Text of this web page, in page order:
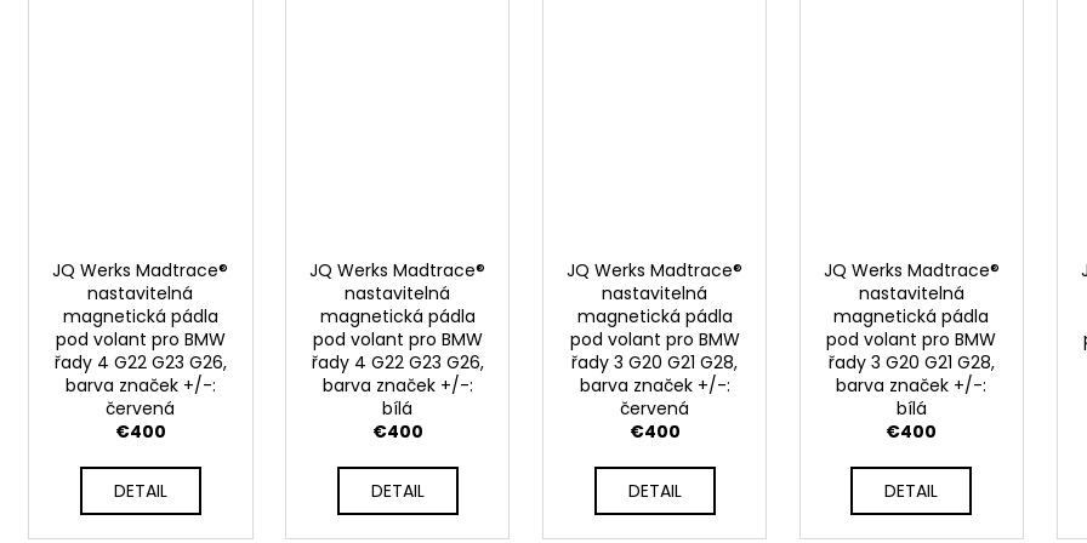
JQ Werks Madtrace®
nastavitelná
magnetická pádla
pod volant pro BMW
řady 4 G22 G23 G26,
barva značek +/-:
červená
€400
DETAIL
JQ Werks Madtrace®
nastavitelná
magnetická pádla
pod volant pro BMW
řady 4 G22 G23 G26,
barva značek +/-:
bílá
€400
DETAIL
JQ Werks Madtrace®
nastavitelná
magnetická pádla
pod volant pro BMW
řady 3 G20 G21 G28,
barva značek +/-:
červená
€400
DETAIL
JQ Werks Madtrace®
nastavitelná
magnetická pádla
pod volant pro BMW
řady 3 G20 G21 G28,
barva značek +/-:
bílá
€400
DETAIL